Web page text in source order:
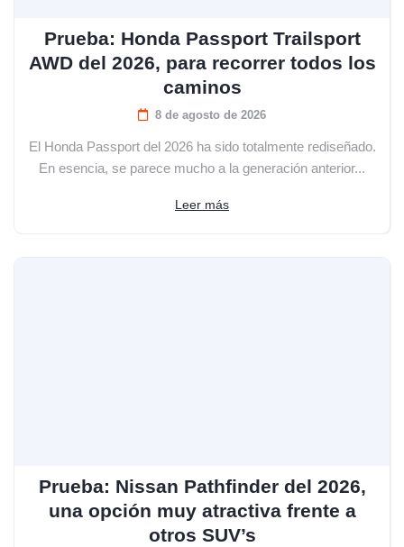
Prueba: Honda Passport Trailsport
AWD del 2026, para recorrer todos los
caminos
8 de agosto de 2026
El Honda Passport del 2026 ha sido totalmente rediseñado.
En esencia, se parece mucho a la generación anterior...
Leer más
Prueba: Nissan Pathfinder del 2026,
una opción muy atractiva frente a
otros SUV’s